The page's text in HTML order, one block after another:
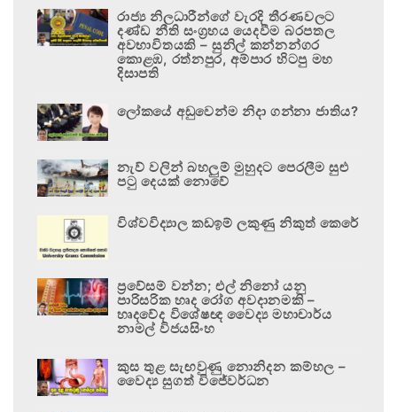
රාජ්‍ය නිලධාරීන්ගේ වැරදි තීරණවලට
දණ්ඩ නීති සංග්‍රහය යෙදවීම බරපතල
අවභාවිතයකි – සුනිල් කන්නන්ගර
කොළඹ, රත්නපුර, අම්පාර හිටපු මහ
දිසාපති
ලෝකයේ අඩුවෙන්ම නිදා ගන්නා ජාතිය?
නැව් වලින් බහලුම් මුහුදට පෙරලීම සුළු
පටු දෙයක් නොවේ
විශ්වවිද්‍යාල කඩඉම් ලකුණු නිකුත් කෙරේ
ප්‍රවේසම් වන්න; එල් නිනෝ යනු
පාරිසරික හෘද රෝග අවදානමකි –
හෘදවේද විශේෂඥ වෛද්‍ය මහාචාර්ය
නාමල් විජයසිංහ
කුස තුළ සැඟවුණු නොනිදන කම්හල –
වෛද්‍ය සුගත් විජේවර්ධන